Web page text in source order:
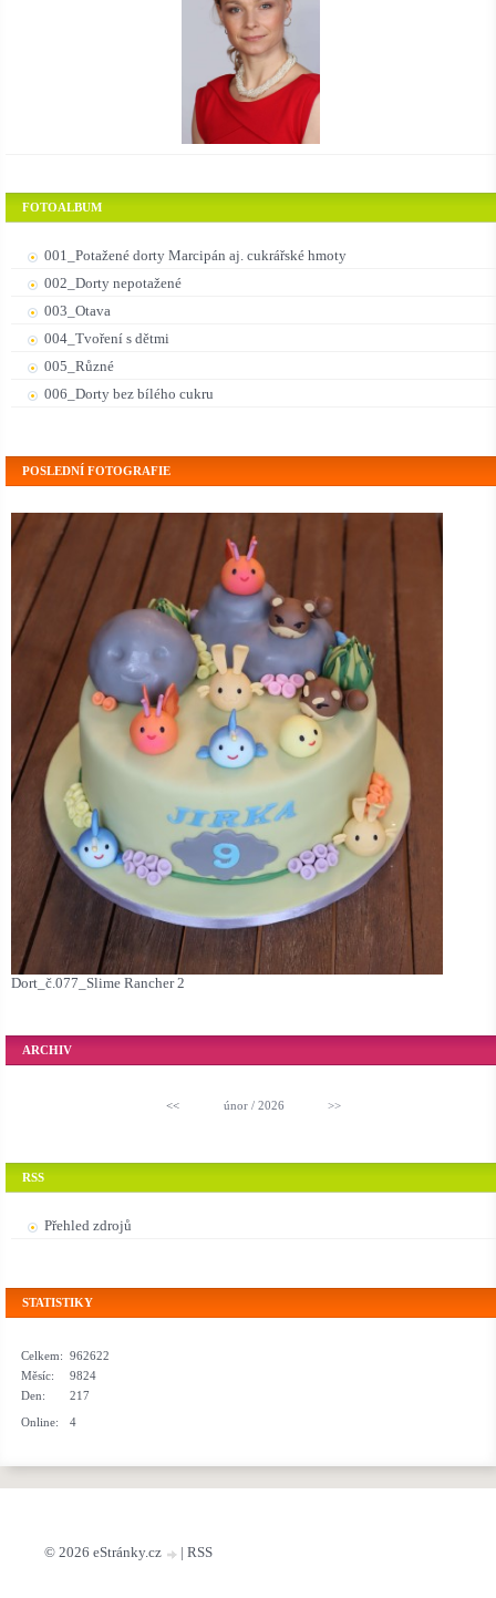
FOTOALBUM
001_Potažené dorty Marcipán aj. cukrářské hmoty
002_Dorty nepotažené
003_Otava
004_Tvoření s dětmi
005_Různé
006_Dorty bez bílého cukru
POSLEDNÍ FOTOGRAFIE
Dort_č.077_Slime Rancher 2
ARCHIV
<< únor / 2026 >>
RSS
Přehled zdrojů
STATISTIKY
Online: 4
Celkem: 962622
Měsíc:
9824
Den:
217
© 2026 eStránky.cz | RSS